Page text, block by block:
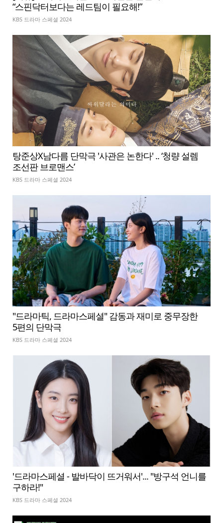
“스핀닥터보다는 레드팀이 필요해!”
KBS 드라마 스페셜 2024
탕준상X남다름 단막극 '사관은 논한다' .. ‘청량 설렘
조선판 브로맨스’
KBS 드라마 스페셜 2024
"드라마틱, 드라마스페셜" 감동과 재미로 중무장한
5편의 단막극
KBS 드라마 스페셜 2024
'드라마스페셜 - 발바닥이 뜨거워서'... "방구석 언니를
구하라!"
KBS 드라마 스페셜 2024